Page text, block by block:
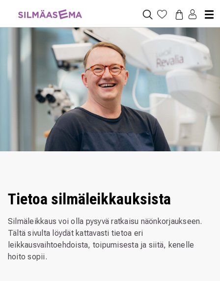
Tietoa silmäleikkauksista
Silmäleikkaus voi olla pysyvä ratkaisu näönkorjaukseen.
Tältä sivulta löydät kattavasti tietoa eri
leikkausvaihtoehdoista, toipumisesta ja siitä, kenelle
hoito sopii.